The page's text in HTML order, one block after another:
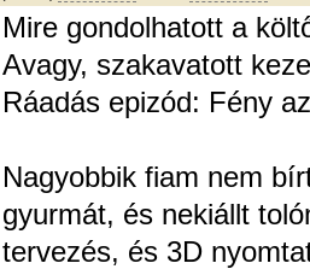
Mire gondolhatott a
Avagy, szakavatott
Ráadás epizód: Fény
Nagyobbik fiam nem
gyurmát, és nekiállt
tervezés, és 3D